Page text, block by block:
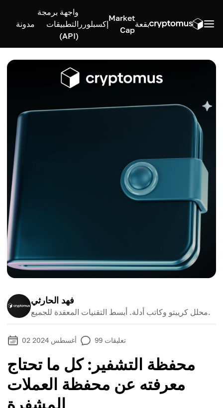
بقعة
Market
Cap
إكسبلورر
واجهة برمجة
التطبيقات
(API)
مدونة
فهد الحارثي
محلل كريبتو وكاتب أدلة. أبسط التقنيات المعقدة للجميع.
02 أغسطس 2024 99 تعليقات
محفظة التشفير: كل ما تحتاج
معرفته عن محفظة العملات
المشفرة